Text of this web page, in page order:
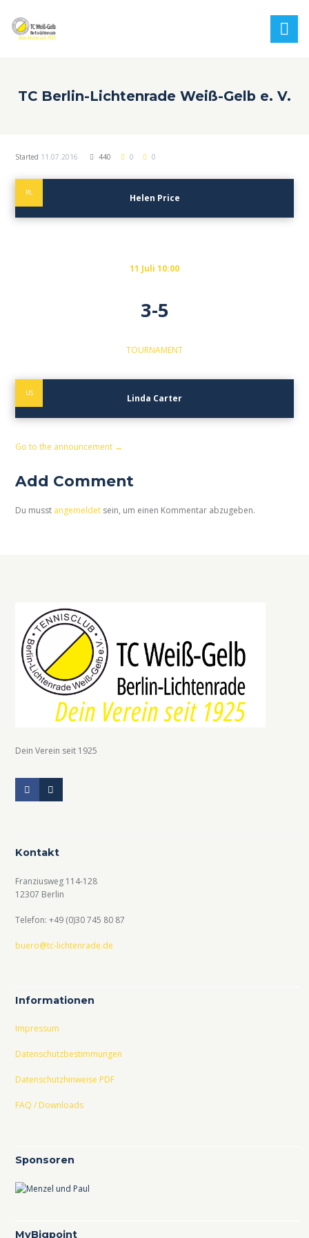
TC Berlin-Lichtenrade Weiß-Gelb e. V.
Started 11.07.2016 440 0 0
PL Helen Price
11 Juli 10:00
3-5
TOURNAMENT
US Linda Carter
Go to the announcement →
Add Comment
Du musst angemeldet sein, um einen Kommentar abzugeben.
Dein Verein seit 1925
Kontakt
Franziusweg 114-128
12307 Berlin
Telefon: +49 (0)30 745 80 87
buero@tc-lichtenrade.de
Informationen
Impressum
Datenschutzbestimmungen
Datenschutzhinweise PDF
FAQ / Downloads
Sponsoren
MyBigpoint